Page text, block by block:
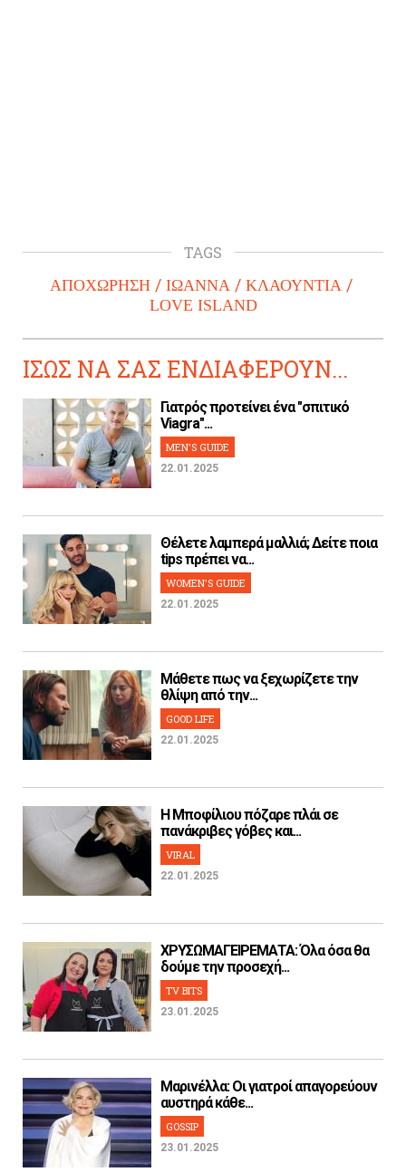
TAGS
ΑΠΟΧΩΡΗΣΗ ΙΩΑΝΝΑ
ΚΛΑΟΥΝΤΙΑ
LOVE ISLAND
ΙΣΩΣ ΝΑ ΣΑΣ ΕΝΔΙΑΦΕΡΟΥΝ...
Γιατρός προτείνει ένα "σπιτικό
Viagra"...
MEN'S GUIDE
22.01.2025
Θέλετε λαμπερά μαλλιά; Δείτε ποια
tips πρέπει να...
WOMEN'S GUIDE
22.01.2025
Μάθετε πως να ξεχωρίζετε την
θλίψη από την...
GOOD LIFE
22.01.2025
H Μποφίλιου πόζαρε πλάι σε
πανάκριβες γόβες και...
VIRAL
22.01.2025
ΧΡΥΣΩΜΑΓΕΙΡΕΜΑΤΑ: Όλα όσα θα
δούμε την προσεχή...
TV BITS
23.01.2025
Μαρινέλλα: Οι γιατροί απαγορεύουν
αυστηρά κάθε...
GOSSIP
23.01.2025